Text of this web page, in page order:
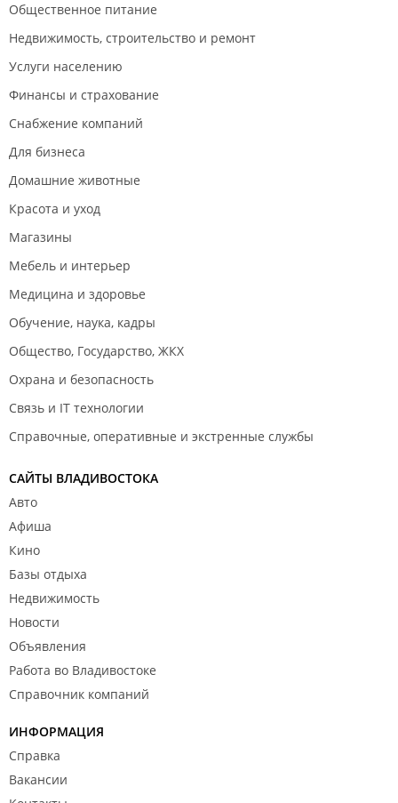
Собственное производство
офис и обсудить интересующие детали;
Выполнение
обработки любой сложности;
Индивидуальный пошив
по стандартным лекалам, так и создание
Качество- есть штатные технологи для контроля за
каждым участком производства;
Опытный коллектив
коллективе больше 10 лет и понимают друг друга с
процесс производства;
заказа
ИП Яушева И. Г.
Общественное питание
Недвижимость, строительство и ремонт
Услуги населению
Финансы и страхование
Снабжение компаний
Для бизнеса
Домашние животные
Красота и уход
Магазины
Мебель и интерьер
Медицина и здоровье
Обучение, наука, кадры
Общество, Государство, ЖКХ
Охрана и безопасность
Связь и IT технологии
Справочные, оперативные и экстренные службы
САЙТЫ ВЛАДИВОСТОКА
Авто
Афиша
Кино
Базы отдыха
Недвижимость
Новости
Объявления
Работа во Владивостоке
Справочник компаний
ИНФОРМАЦИЯ
Справка
Вакансии